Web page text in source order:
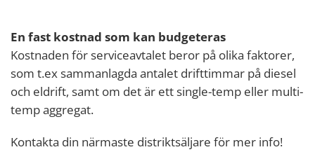
En fast kostnad som kan budgeteras
Kostnaden för serviceavtalet beror på olika faktorer,
som t.ex sammanlagda antalet drifttimmar på diesel
och eldrift, samt om det är ett single-temp eller multi-
temp aggregat.
Kontakta din närmaste distriktsäljare för mer info!